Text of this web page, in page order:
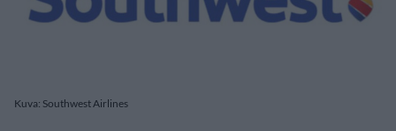
Kuva: Southwest Airlines